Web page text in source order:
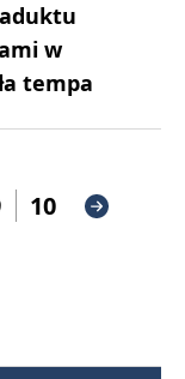
w
tempa
10